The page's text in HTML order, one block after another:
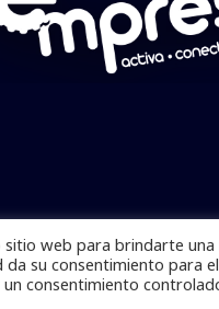
© 2025 Todos
sitio web para brindarte
su consentimiento para
consentimiento